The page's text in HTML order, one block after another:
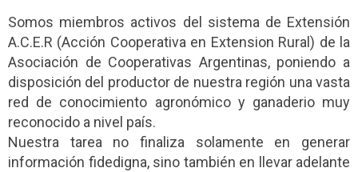
Somos miembros activos del sistema de Extensión
A.C.E.R (Acción Cooperativa en Extension Rural) de la
Asociación de Cooperativas Argentinas, poniendo a
disposición del productor de nuestra región una vasta
red de conocimiento agronómico y ganaderio muy
reconocido a nivel país.
Nuestra tarea no finaliza solamente en generar
información fidedigna, sino también en llevar adelante